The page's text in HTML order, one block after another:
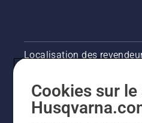
Localisation des
Nous contacter
Salle de presse
Cookies sur le